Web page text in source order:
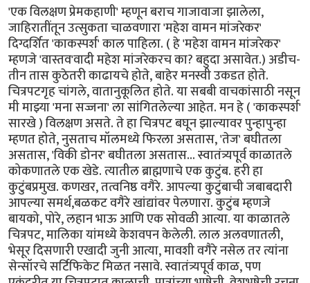
'एक विलक्षण प्रेमकहाणी' म्हणून बराच गाजावाजा झालेला,
जाहिरातींतून उत्सुकता चाळवणारा 'महेश वामन मांजरेकर'
दिग्दर्शित 'काकस्पर्श' काल पाहिला. ( हे 'महेश वामन मांजरेकर'
म्हणजे 'वास्तव'वादी महेश मांजरेकरच का? बहुदा असावेत.) अडीच-
तीन तास कुठेतरी काढायचे होते, बाहेर मनस्वी उकडत होते.
चित्रपटगृह चांगले, वातानुकूलित होते. या सबबी वाचकांसाठी नसून
मी माझ्या 'मना सज्जना' ला सांगितलेल्या आहेत. मन हे ( 'काकस्पर्श'
सारखे ) विलक्षण असते. ते हा चित्रपट बघून झाल्यावर पुन्हापुन्हा
म्हणत होते, नुसताच मॉलमध्ये फिरला असतास, 'तेज' बघीतला
असतास, 'विकी डोनर' बघीतला असतास... स्वातंत्र्यपूर्व काळातले
कोकणातले एक खेडे. त्यातील ब्राह्मणाचे एक कुटुंब. हरी हा
कुटुंबप्रमुख. कणखर, तत्वनिष्ठ वगैरे. आपल्या कुटुंबाची जबाबदारी
आपल्या समर्थ,बळकट वगैरे खांद्यांवर पेलणारा. कुटुंब म्हणजे
बायको, पोरे, लहान भाऊ आणि एक सोवळी आत्या. या काळातले
चित्रपट, मालिका यांमध्ये केशवपन केलेली. लाल अलवणातली,
भेसूर दिसणारी एखादी जुनी आत्या, मावशी वगैरे नसेल तर त्यांना
सेन्सॉरचे सर्टिफिकेट मिळत नसावे. स्वातंत्र्यपूर्व काळ, पण